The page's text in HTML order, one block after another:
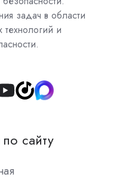
задач в области
и
Join
Slackсайту